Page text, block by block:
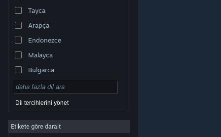
Masaüstü internet sitesini görüntüle
Tayca
Arapça
Endonezce
Malayca
Bulgarca
Çekçe
Danca
Almanca
İngilizce
Dil tercihlerini yönet
Etikete göre daralt